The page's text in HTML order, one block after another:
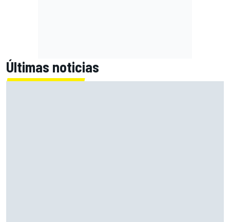
Últimas noticias